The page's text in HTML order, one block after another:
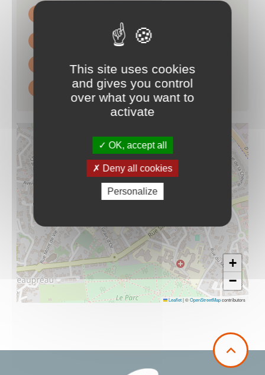
Contacter par mail
https://www.recreamomes.org/
+
−
Leaflet|©OpenStreetMapcontributors
This site uses cookies
and gives you control
over what you want to
activate
OK, accept all
Deny all cookies
Personalize